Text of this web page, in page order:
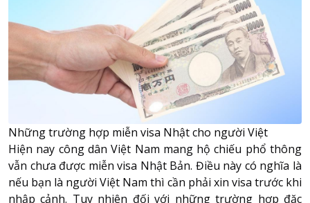
Những trường hợp miễn visa Nhật cho người Việt
Hiện nay công dân Việt Nam mang hộ chiếu phổ thông
vẫn chưa được miễn visa Nhật Bản. Điều này có nghĩa là
nếu bạn là người Việt Nam thì cần phải xin visa trước khi
nhập cảnh. Tuy nhiên đối với những trường hợp đặc